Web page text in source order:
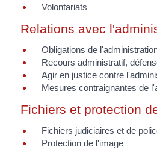
Volontariats
Relations avec
Obligations de
Recours administratif,
Agir en justice contre
Mesures contraignantes de
Fichiers et protection
Fichiers judiciaires et de
Protection de l'image